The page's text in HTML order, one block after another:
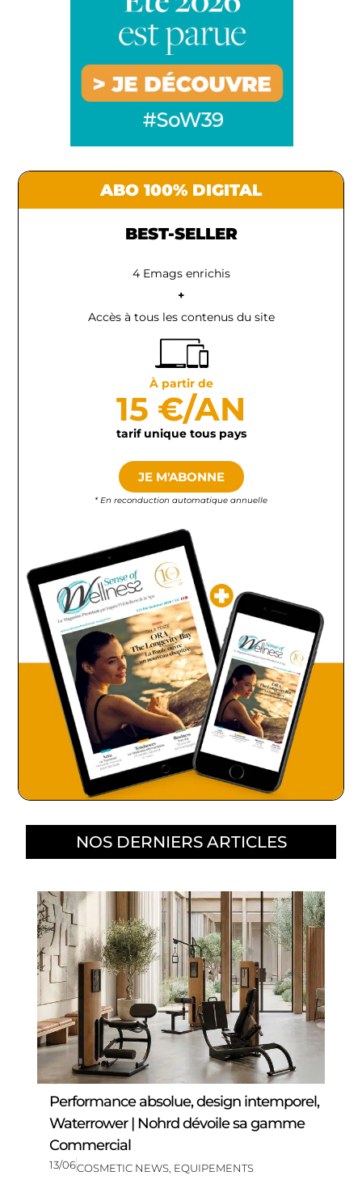
ABO 100% DIGITAL
BEST-SELLER
4 Emags enrichis
+
Accès à tous les contenus du site
À partir de
15 €/AN
tarif unique tous pays
JE M'ABONNE
* En reconduction automatique annuelle
NOS DERNIERS ARTICLES
Performance absolue, design intemporel,
Waterrower | Nohrd dévoile sa gamme
Commercial
13/06COSMETIC NEWS, EQUIPEMENTS